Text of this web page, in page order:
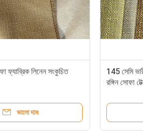
ফ্যাব্রিক লিনেন সংকুচিত
ভালো দাম
145 সেমি
রঙ্গিন সোফা